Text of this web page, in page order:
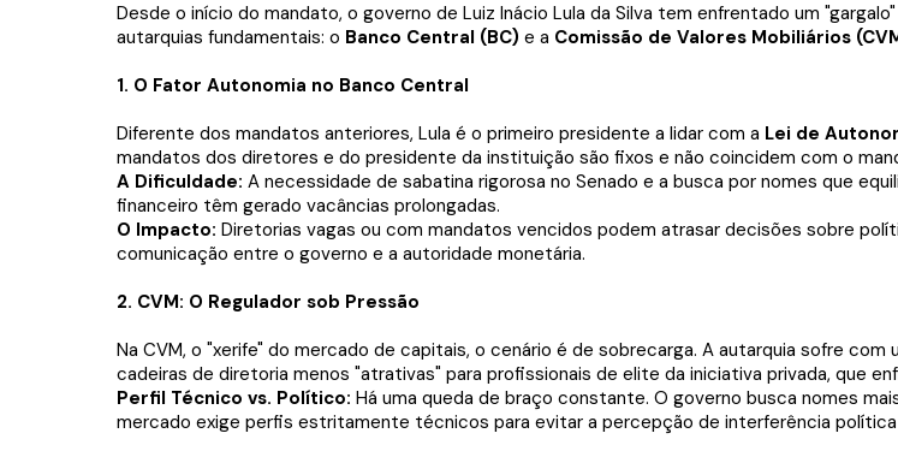
Desde o início do mandato, o governo de Luiz Inácio Lula da Silva tem enfrentado um
autarquias fundamentais: o Banco Central (BC) e a Comissão de Valores Mobiliários
1. O Fator Autonomia no Banco Central
Diferente dos mandatos anteriores, Lula é o primeiro presidente a lidar com a Lei de
mandatos dos diretores e do presidente da instituição são fixos e não coincidem com o
A Dificuldade: A necessidade de sabatina rigorosa no Senado e a busca por nomes que
financeiro têm gerado vacâncias prolongadas.
O Impacto: Diretorias vagas ou com mandatos vencidos podem atrasar decisões sobre
comunicação entre o governo e a autoridade monetária.
2. CVM: O Regulador sob Pressão
Na CVM, o "xerife" do mercado de capitais, o cenário é de sobrecarga. A autarquia sofre
cadeiras de diretoria menos "atrativas" para profissionais de elite da iniciativa privada, que
Perfil Técnico vs. Político: Há uma queda de braço constante. O governo busca nomes
mercado exige perfis estritamente técnicos para evitar a percepção de interferência